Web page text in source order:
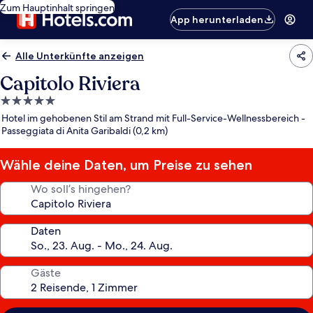
Zum Hauptinhalt springen
App herunterladen
Alle Unterkünfte anzeigen
Capitolo Riviera
5.0-
Sterne-
Unterkunft
Hotel im gehobenen Stil am Strand mit Full-Service-Wellnessbereich -
Passeggiata di Anita Garibaldi (0,2 km)
Wähle deine Daten, um Preise zu sehen
Wo soll’s hingehen?
Daten
Gäste